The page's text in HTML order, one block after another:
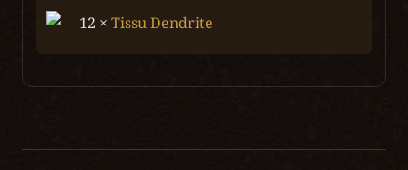
12 × Tissu Dendrite